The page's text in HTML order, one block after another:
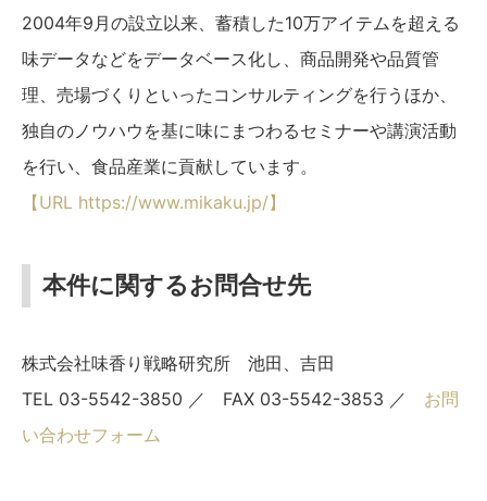
2004年9月の設立以来、蓄積した10万アイテムを超える
味データなどをデータベース化し、商品開発や品質管
理、売場づくりといったコンサルティングを行うほか、
独自のノウハウを基に味にまつわるセミナーや講演活動
を行い、食品産業に貢献しています。
【URL https://www.mikaku.jp/】
本件に関するお問合せ先
株式会社味香り戦略研究所 池田、吉田
TEL 03-5542-3850 ／ FAX 03-5542-3853 ／ お問
い合わせフォーム